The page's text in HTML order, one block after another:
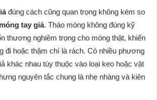
đúng cách cũng quan trọng không kém so
tay giả. Tháo móng không đúng kỹ
thương nghiêm trọng cho móng thật, khiến
đi hoặc thậm chí là rách. Có nhiều phương
khác nhau tùy thuộc vào loại keo hoặc vật
nguyên tắc chung là nhẹ nhàng và kiên